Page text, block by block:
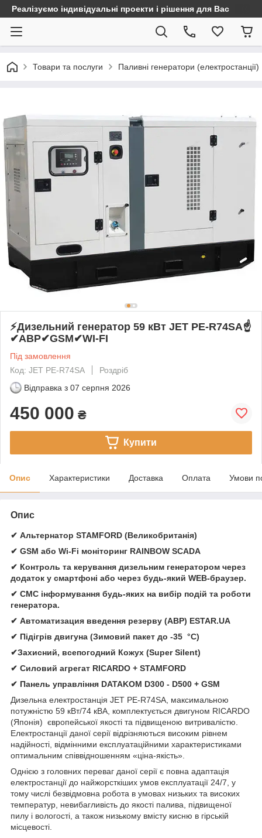
Реалізуємо індивідуальні проекти і рішення для Вас
Товари та послуги Паливні генератори (електростанції)
⚡️Дизельний генератор 59 кВт JET PE-R74SA☝
✔АВР✔GSM✔WI-FI
Під замовлення
Код: JET PE-R74SA
Роздріб
Відправка з 07 серпня 2026
450 000 ₴
Купити
Опис Характеристики Доставка Оплата Умови
Опис
✔ Альтернатор STAMFORD (Великобританія)
✔ GSM або Wi-Fi моніторинг RAINBOW SCADA
✔ Контроль та керування дизельним генератором через
додаток у смартфоні або через будь-який WEB-браузер.
✔ СМС інформування будь-яких на вибір подій та роботи
генератора.
✔ Автоматизация введення резерву (АВР) ESTAR.UA
✔ Підігрів двигуна (Зимовий пакет до -35 °C)
✔Захисний, всепогодний Кожух (Super Silent)
✔ Силовий агрегат RICARDO + STAMFORD
✔ Панель управління DATAKOM D300 - D500 + GSM
Дизельна електростанція JET PE-R74SA, максимальною
потужністю 59 кВт/74 кВА, комплектується двигуном RICARDO
(Японія) європейської якості та підвищеною витривалістю.
Електростанції даної серії відрізняються високим рівнем
надійності, відмінними експлуатаційними характеристиками
оптимальним співвідношенням «ціна-якість».
Однією з головних переваг даної серії є повна адаптація
електростанції до найжорсткіших умов експлуатації 24/7, у
тому числі безвідмовна робота в умовах низьких та високих
температур, невибагливість до якості палива, підвищеної
пилу і вологості, а також низькому вмісту кисню в гірській
місцевості.